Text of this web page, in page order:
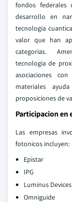
fondos federales
desarrollo en
tecnologia
valor que han
categorias.
tecnologia de
asociaciones
materiales
proposiciones de
Participacion en
Las empresas
fotonicos incluyen:
Epistar
IPG
Luminus Devices
Omniguide